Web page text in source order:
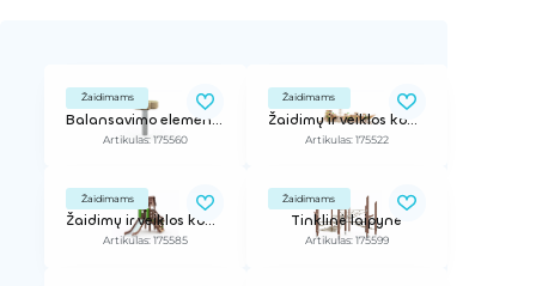
Žaidimams
Balansavimo elementas
Artikulas: 175560
Žaidimams
Žaidimų ir veiklos kompleksas
Artikulas: 175522
Žaidimams
Žaidimų ir veiklos kompleksas
Artikulas: 175585
Žaidimams
Tinklinė laipynė
Artikulas: 175599